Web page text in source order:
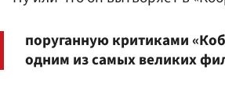
поруганную критиками
одним из самых великих